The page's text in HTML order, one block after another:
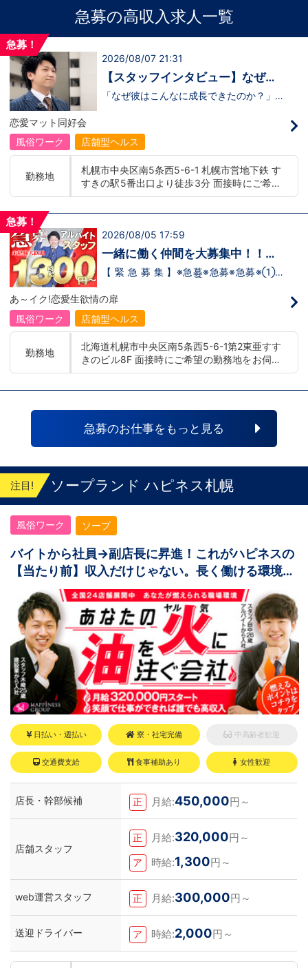
急募の高収入求人一覧
急募！
2026/08/07 21:31
【スタッフインタビュー】なぜ彼
は成長できたのか？福利厚生と“熱
「なぜ彼はこんなに成長できたのか？」そ
タビュー。入社して2年経ちぐんぐん成長
している彼が、なぜこの業界に飛び込み、
挑戦し続けているのか——。その裏側を本
人がリアルに語ってくれています。 「職
場の雰囲気って実際どうなの？」「どんな
動画で木崎さんの熱量とストーリーを感じ
↓ https://youtu.be/yTFiQfuE9xI
恋愛マット同好会
風俗ワーク
店舗型ヘルス
勤務地
札幌市中央区南5条西5-6-1 札幌市営地下鉄 す
すきの駅5番出口より徒歩3分 面接時にご希望
の勤務地をお伺いし、配属店舗を決定いたし
鉄南北線すすきの駅 ■横浜エリア：神奈川県
横浜市中区 ・京急線黄金町駅、日ノ出町駅 ・
市営地下鉄阪東橋駅、伊勢佐木長者町駅 ・JR
横浜線関内駅 ■土浦エリア：茨城県土浦市桜
町 ・JR常磐線土浦駅
急募！
2026/08/05 17:59
一緒に働く仲間を大募集中！！
【アルバイト・送迎ドライバー急
【 緊 急 募 集 】※急募※急募※急募※①ス
バー！店舗間5分程度お客様を送迎するだ
け！時給：①1,300円～②1,100円～勤務
時間：①早番：8:00～18:00 （食事休憩
あり：実働9時間） 遅番：16:00～翌
日祝日の日中(9時～16時位まで)、平日夜
(夕方～24時位まで)※ご希望があれば、そ
の他のシフト調整も可能です。お気軽にご
であればOK！②ご自身の車持ち込み
用時は時給変動あり）「今すぐ稼ぎた
い！」「業界に興味はあるけどちょっと不
安...」「運転が好き！」という方、大歓
迎！スピード採用中につき、ご応募はお急
喜びを自分自身の喜びに感じられるような
人物を求めています！・接客が好き・お客
様が笑顔になると自分も嬉しい・お客様だ
けでなく、働く仲間もキャストさんも笑顔
になると嬉しい・喜んで(楽しんで)もらう
為にはどうしたらいいのか？を考えられる
上記のような方が当グループでは活躍の場
を広げています。他にも…・失敗しても諦
めない！・とにかくやる気だけは負けな
い！・環境を変えてチャレンジしたい！・
とにかくお給料をあげたい！など。接客業
経験がないからダメという事は一切なく、
自分の将来のビジョンの為にこうしたい！
こうなりたい！と強い意志を持ってる方に
も平等にチャンスがある職場になっていま
す。その為、未経験からの応募も大歓迎で
す。今働いてる先輩方は、異業種から転職
してきた方が圧倒的に多いです。「ちょっ
と求めてる人物像と自分は違うかも…？」
と思う方もいると思います。ですが、よく
考えてください。全てが当てはまる人の方
が少ないと思います。ココは自分にも当て
はまる！で十分なんです。まずは応募し
て、面接時にあなたの想いを聞かせてくだ
さい。その後、私たちの想いを説明させて
いただきます。その話の中で共感できる
か/出来ないかだと思います。ご応募お待
ちしております！！
あ～イク!恋愛生欲情の扉
風俗ワーク
店舗型ヘルス
勤務地
北海道札幌市中央区南5条西5-6-1第2東亜すす
きのビル8F 面接時にご希望の勤務地をお伺い
し、配属店舗を決定いたします。 入社後の転
■横浜エリア：神奈川県横浜市中区 ・京急線
黄金町駅、日ノ出町駅 ・市営地下鉄阪東橋
駅、伊勢佐木長者町駅 ・JR横浜線関内駅 ■札
幌エリア：北海道札幌市 地下鉄南北線すすき
の駅
急募のお仕事をもっと見る
注目! ソープランド ハピネス札幌
風俗ワーク ソープ
バイトから社員→副店長に昇進！これがハピネスの
【当たり前】収入だけじゃない。長く働ける環境が
ある。
日払い・週払い 寮・社宅完備 中高齢者歓迎
交通費支給 食事補助あり 女性歓迎
店長・幹部候補 正 月給:450,000円～
店舗スタッフ
正 月給:320,000円～
ア 時給:1,300円～
web運営スタッフ 正 月給:300,000円～
送迎ドライバー ア 時給:2,000円～